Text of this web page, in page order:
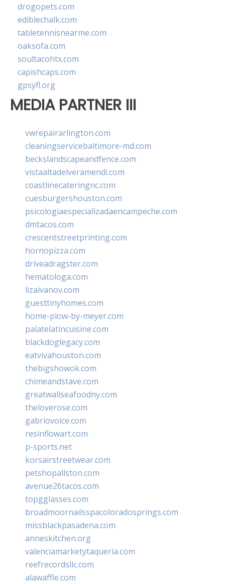
drogopets.com
ediblechalk.com
tabletennisnearme.com
oaksofa.com
soultacohtx.com
capishcaps.com
gpsyfl.org
MEDIA PARTNER III
vwrepairarlington.com
cleaningservicebaltimore-md.com
beckslandscapeandfence.com
vistaaltadelveramendi.com
coastlinecateringnc.com
cuesburgershouston.com
psicologiaespecializadaencampeche.com
dmtacos.com
crescentstreetprinting.com
hornopizza.com
driveadragster.com
hematologa.com
lizaivanov.com
guesttinyhomes.com
home-plow-by-meyer.com
palatelatincuisine.com
blackdoglegacy.com
eatvivahouston.com
thebigshowok.com
chimeandstave.com
greatwallseafoodny.com
theloverose.com
gabriovoice.com
resinflowart.com
p-sports.net
korsairstreetwear.com
petshopallston.com
avenue26tacos.com
topgglasses.com
broadmoornailsspacoloradosprings.com
missblackpasadena.com
anneskitchen.org
valenciamarketytaqueria.com
reefrecordsllc.com
alawaffle.com